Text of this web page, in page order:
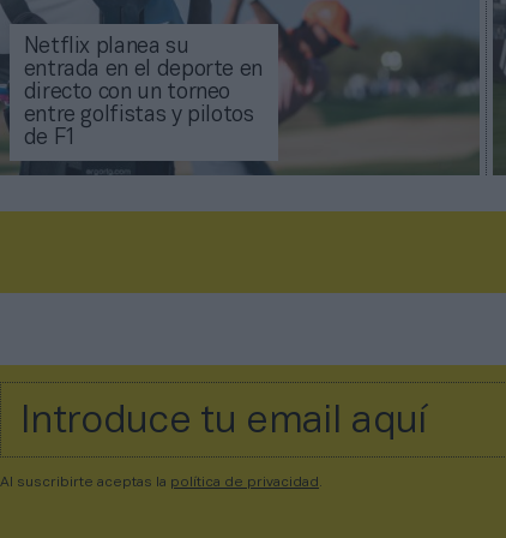
Netflix planea su
entrada en el deporte en
directo con un torneo
entre golfistas y pilotos
de F1
Al suscribirte aceptas la política de privacidad